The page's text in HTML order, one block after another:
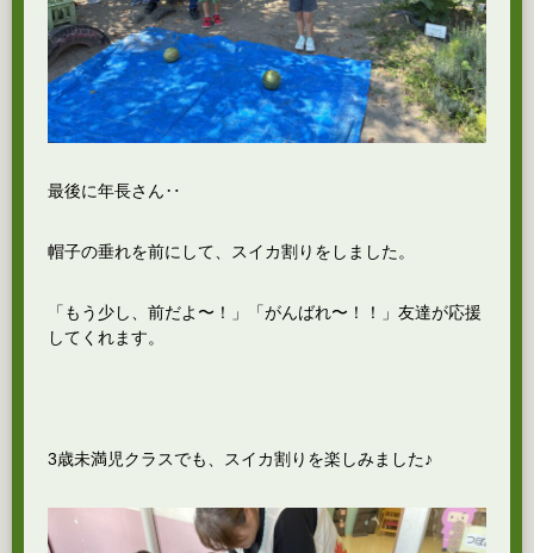
最後に年長さん‥
帽子の垂れを前にして、スイカ割りをしました。
「もう少し、前だよ〜！」「がんばれ〜！！」友達が応援
してくれます。
3歳未満児クラスでも、スイカ割りを楽しみました♪